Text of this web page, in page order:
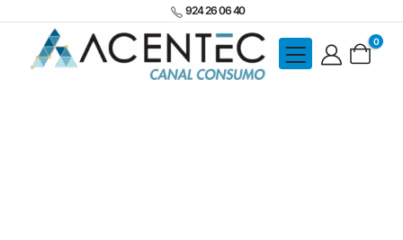
924 26 06 40
0